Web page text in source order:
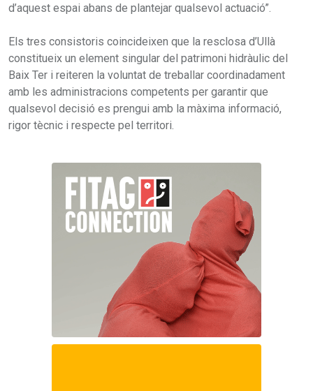
d’aquest espai abans de plantejar qualsevol actuació”.
Els tres consistoris coincideixen que la resclosa d’Ullà
constitueix un element singular del patrimoni hidràulic del
Baix Ter i reiteren la voluntat de treballar coordinadament
amb les administracions competents per garantir que
qualsevol decisió es prengui amb la màxima informació,
rigor tècnic i respecte pel territori.